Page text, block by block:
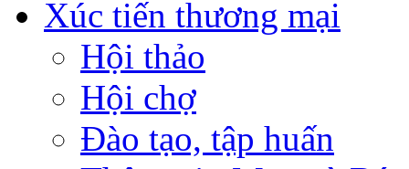
Xúc tiến thương mại
Hội thảo
Hội chợ
Đào tạo, tập huấn